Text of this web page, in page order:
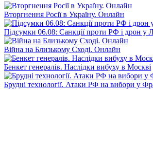
Вторгнення Росії в Україну. Онлайн
Підсумки 06.08: Санкції проти РФ і дрон у
Війна на Близькому Сході. Онлайн
Бенкет генералів. Наслідки вибуху в Москві
Брудні технології. Атаки РФ на вибори у